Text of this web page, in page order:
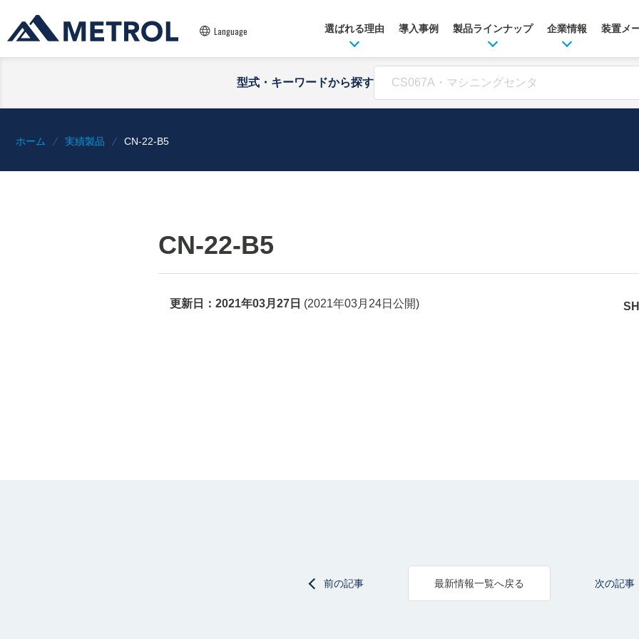
Language 選ばれる理由 導入事例 製品ラインナップ 企業情報 装置メ
型式・キーワードから探す
ホーム 実績製品 CN-22-B5
CN-22-B5
更新日： 2021年03月27日 (2021年03月24日 公開)
前の記事 最新情報一覧へ戻る 次の記事